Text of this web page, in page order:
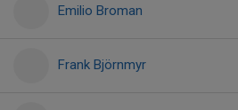
Emilio Broman
Frank Björnmyr